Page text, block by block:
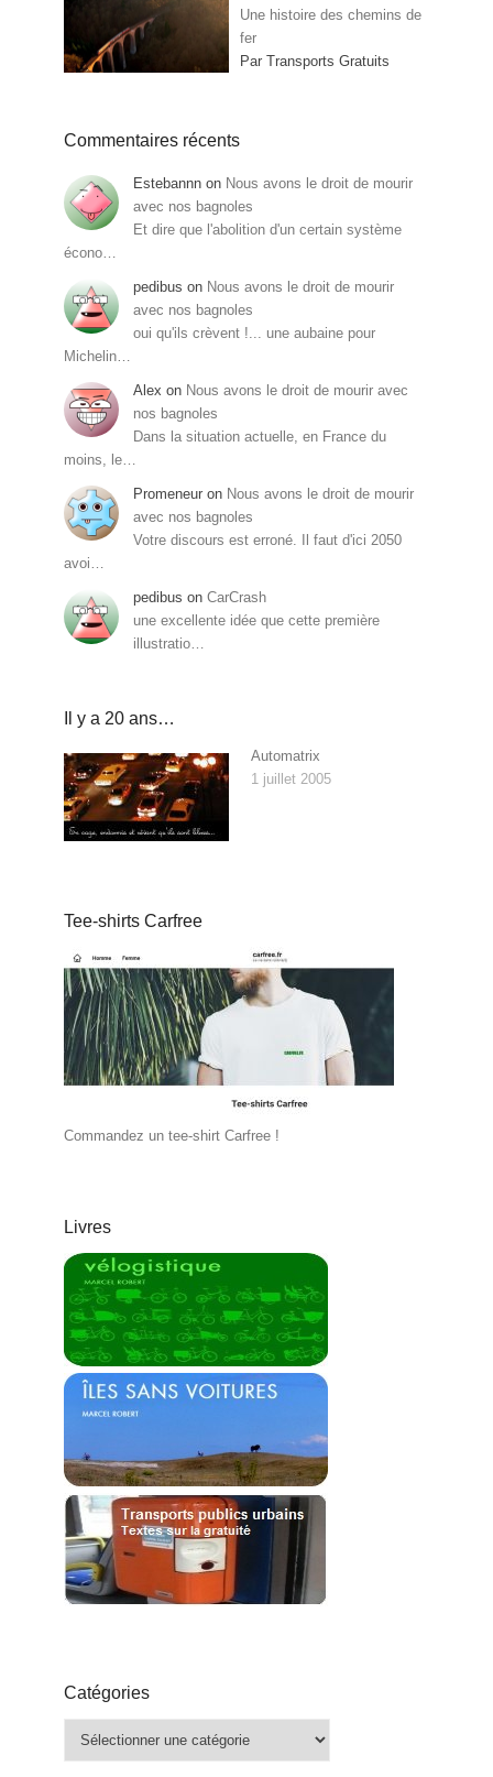
Une histoire des chemins de
fer
Par Transports Gratuits
Commentaires récents
Estebannn on Nous avons le droit de mourir
avec nos bagnoles
Et dire que l'abolition d'un certain système
écono…
pedibus on Nous avons le droit de mourir
avec nos bagnoles
oui qu'ils crèvent !... une aubaine pour
Michelin…
Alex on Nous avons le droit de mourir avec
nos bagnoles
Dans la situation actuelle, en France du
moins, le…
Promeneur on Nous avons le droit de mourir
avec nos bagnoles
Votre discours est erroné. Il faut d'ici 2050
avoi…
pedibus on CarCrash
une excellente idée que cette première
illustratio…
Il y a 20 ans…
Automatrix
1 juillet 2005
Tee-shirts Carfree
Commandez un tee-shirt Carfree !
Livres
Catégories
Catégories